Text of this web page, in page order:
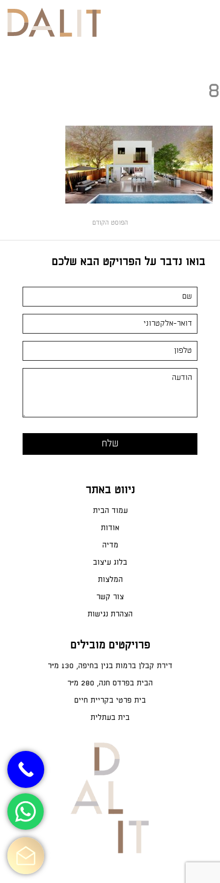
8
הפוסט הקודם
ניווט באתר
עמוד הבית
אודות
מדיה
בלוג עיצוב
המלצות
צור קשר
הצהרת נגישות
פרויקטים מובילים
דירת קבלן ברמות בגין בחיפה, 130 מ"ר
הבית בפרדס חנה, 280 מ״ר
בית פרטי בקריית חיים
בית בעתלית
בואו נדבר על הפרויקט הבא שלכם